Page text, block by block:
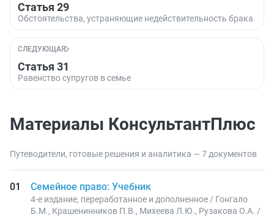
Статья 29
Обстоятельства, устраняющие недействительность брака
СЛЕДУЮЩАЯ
Статья 31
Равенство супругов в семье
Материалы КонсультантПлюс
Путеводители, готовые решения и аналитика — 7 документов
Семейное право: Учебник
4-е издание, переработанное и дополненное / Гонгало
Б.М., Крашенинников П.В., Михеева Л.Ю., Рузакова О.А. /